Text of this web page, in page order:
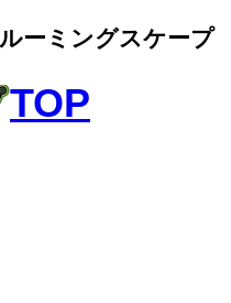
ーミングスケープ
TOP